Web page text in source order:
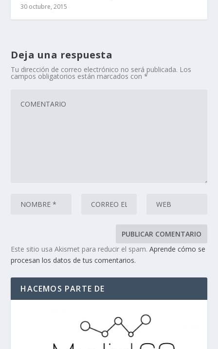
30 octubre, 2015
Deja una respuesta
Tu dirección de correo electrónico no será publicada. Los
campos obligatorios están marcados con*
Este sitio usa Akismet para reducir el spam.Aprende cómo se
procesan los datos de tus comentarios.
HACEMOS PARTE DE